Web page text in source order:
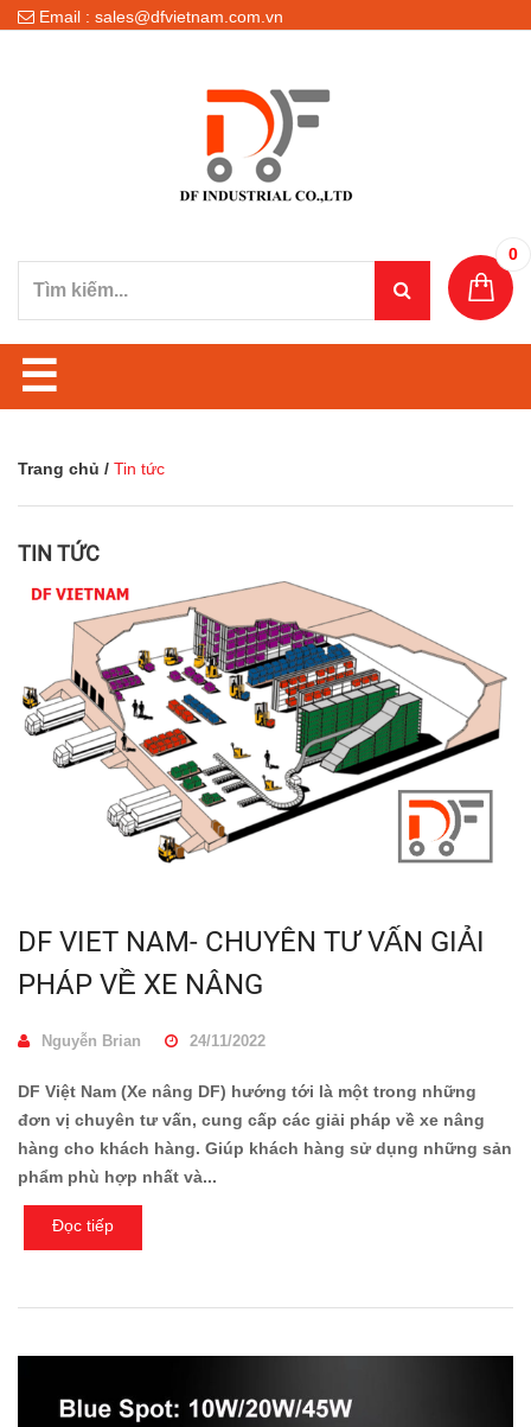
Email : sales@dfvietnam.com.vn
0
☰
Trang chủ / Tin tức
TIN TỨC
DF VIET NAM- CHUYÊN TƯ VẤN GIẢI
PHÁP VỀ XE NÂNG
Nguyễn Brian 24/11/2022
DF Việt Nam (Xe nâng DF) hướng tới là một trong những
đơn vị chuyên tư vấn, cung cấp các giải pháp về xe nâng
hàng cho khách hàng. Giúp khách hàng sử dụng những sản
phẩm phù hợp nhất và...
Đọc tiếp